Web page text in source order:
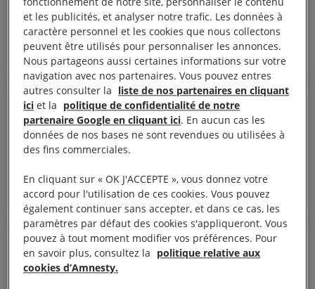
La foudre peut tomber partout et à tout moment,
Serebrennikov est l’icône d’une modernité blessée.
« Nous nous savons sous
surveillance, l’arbitraire est roi »
Serebrennikov
« Nous nous savons sous surveillance, l’arbitraire
est roi »confiait un des acteurs du
et les publicités, et analyser notre trafic. Les données à
caractère personnel et les cookies que nous collectons
peuvent être utilisés pour personnaliser les annonces.
Nous partageons aussi certaines informations sur votre
navigation avec nos partenaires. Vous pouvez entres
autres consulter la liste de nos partenaires en cliquant
ici et la politique de confidentialité de notre
partenaire Google en cliquant ici. En aucun cas les
données de nos bases ne sont revendues ou utilisées à
des fins commerciales.
En cliquant sur « OK J'ACCEPTE », vous donnez votre
accord pour l'utilisation de ces cookies. Vous pouvez
également continuer sans accepter, et dans ce cas, les
paramètres par défaut des cookies s'appliqueront. Vous
pouvez à tout moment modifier vos préférences. Pour
en savoir plus, consultez la politique relative aux
cookies d’Amnesty.